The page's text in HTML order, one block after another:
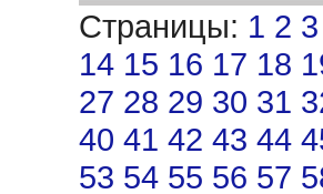
Страницы: 1 2 3
14 15 16 17 18
27 28 29 30 31
40 41 42 43 44
53 54 55 56 57